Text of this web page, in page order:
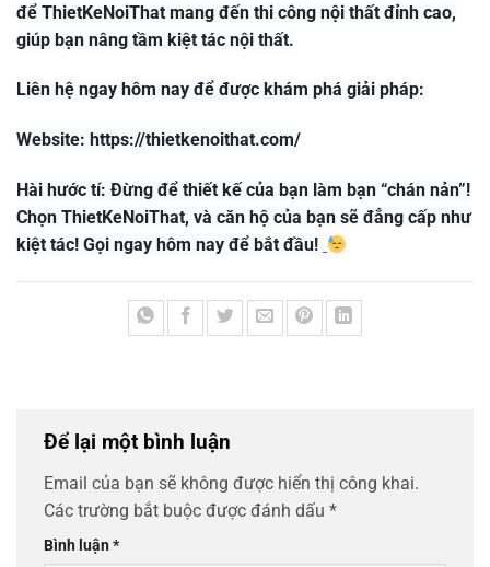
để ThietKeNoiThat mang đến thi công nội thất đỉnh cao,
giúp bạn nâng tầm kiệt tác nội thất.
Liên hệ ngay hôm nay để được khám phá giải pháp:
Website: https://thietkenoithat.com/
Hài hước tí: Đừng để thiết kế của bạn làm bạn “chán nản”!
Chọn ThietKeNoiThat, và căn hộ của bạn sẽ đẳng cấp như
kiệt tác! Gọi ngay hôm nay để bắt đầu!
Để lại một bình luận
Email của bạn sẽ không được hiển thị công khai.
Các trường bắt buộc được đánh dấu *
Bình luận*